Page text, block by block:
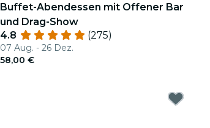
Buffet-Abendessen mit Offener Bar
und Drag-Show
4.8
(275)
07 Aug. - 26 Dez.
58,00 €